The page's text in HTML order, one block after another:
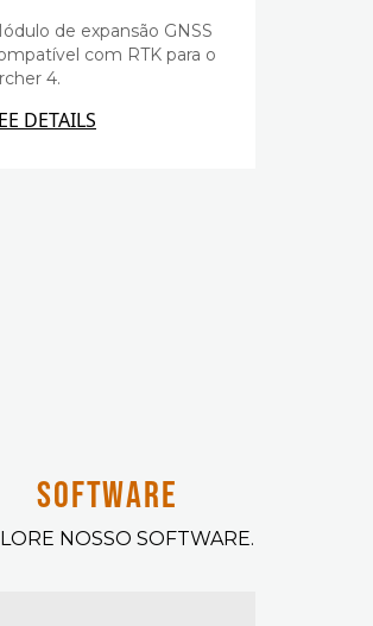
de expansão GNSS
com RTK para o
4.
DETAILS
SOFTWARE
NOSSO SOFTWARE.